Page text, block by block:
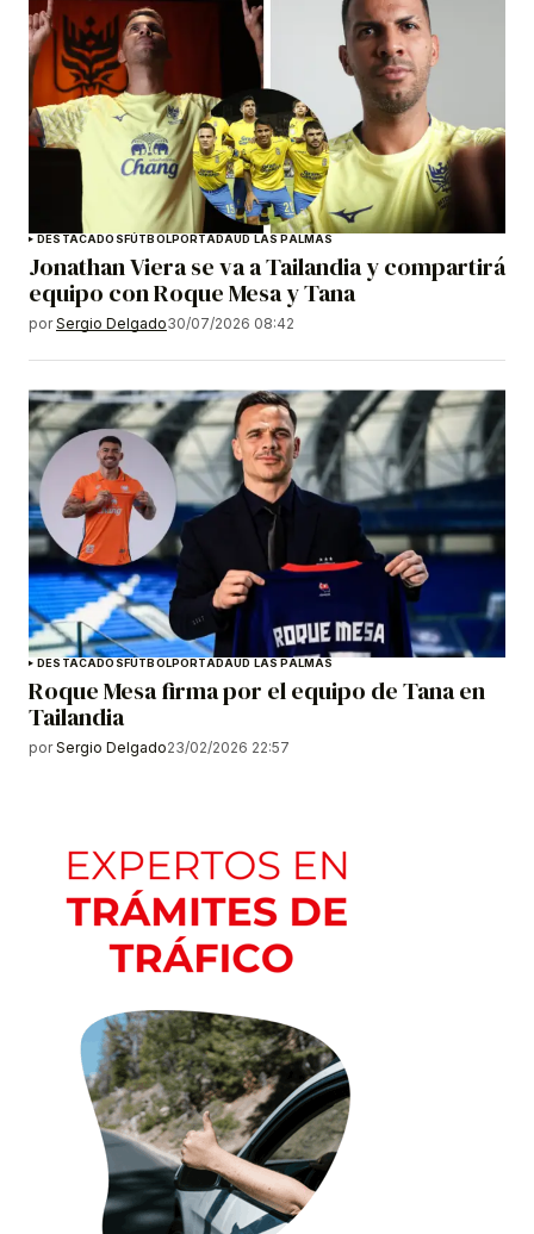
DESTACADOSFÚTBOLPORTADAUD LAS PALMAS
Jonathan Viera se va a Tailandia y compartirá
equipo con Roque Mesa y Tana
por Sergio Delgado30/07/2026 08:42
DESTACADOS FÚTBOLPORTADAUD LAS PALMAS
Roque Mesa firma por el equipo de Tana en
Tailandia
por Sergio Delgado23/02/2026 22:57